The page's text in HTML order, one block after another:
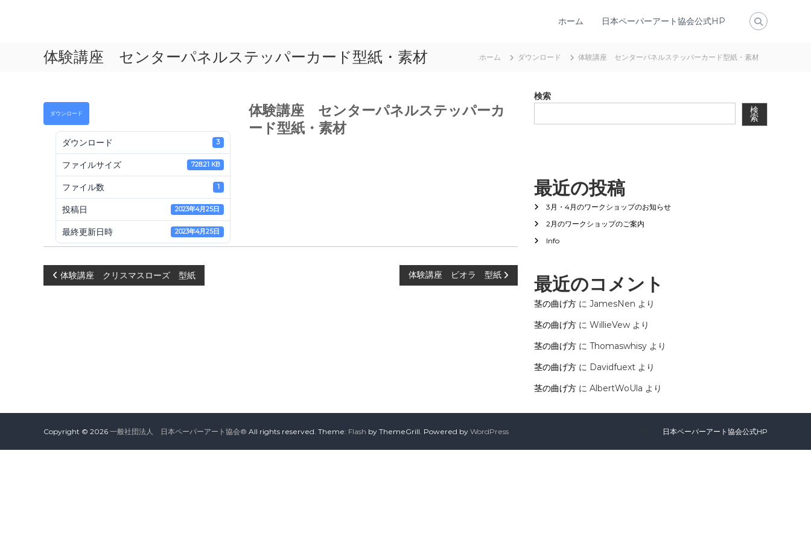
社
人
日
本
ペ
ー
パ
ー
ア
ー
ト
会
®
ホーム 日本ペーパーアート協会公式HP
体験講座 センターパネルステッパーカード型紙・素材 ホーム ダウンロード 体験講座 センターパネルステッパーカード型紙・素材
ダウンロード
ダウンロード 3
ファイルサイズ 728.21 KB
ファイル数 1
投稿日 2023年4月25日
最終更新日時 2023年4月25日
体験講座 センターパネルステッパーカ
ード型紙・素材
投
ー
シ
体験講座 クリスマスローズ 型紙 体験講座 ビオラ 型紙
検索
検
索
最近の投稿
3月・4月のワークショップのお知らせ
2月のワークショップのご案内
Info
最近のコメント
茎の曲げ方 にJamesNen より
茎の曲げ方 にWillieVew より
茎の曲げ方 にThomaswhisy より
茎の曲げ方 に Davidfuext より
茎の曲げ方 にAlbertWoUla より
Copyright © 2026 一般社団法人 日本ペーパーアート協会® All rights reserved. Theme: Flash by ThemeGrill. Powered by WordPress 日本ペーパーアート協会公式HP